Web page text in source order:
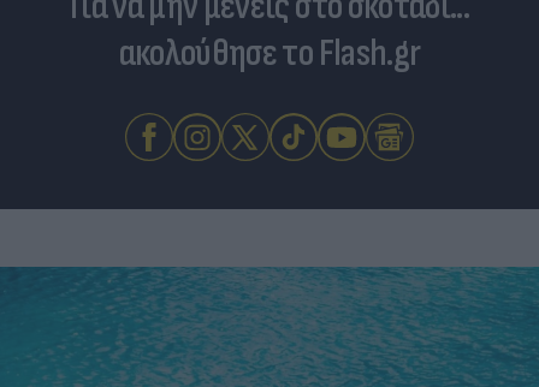
ακολούθησε το Flash.gr